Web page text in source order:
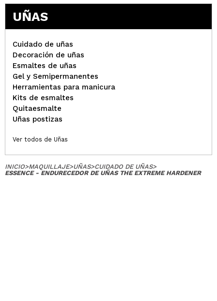
UÑAS
Cuidado de uñas
Decoración de uñas
Esmaltes de uñas
Gel y Semipermanentes
Herramientas para manicura
Kits de esmaltes
Quitaesmalte
Uñas postizas
Ver todos de Uñas
INICIO>MAQUILLAJE>UÑAS>CUIDADO DE UÑAS>
ESSENCE - ENDURECEDOR DE UÑAS THE EXTREME HARDENER